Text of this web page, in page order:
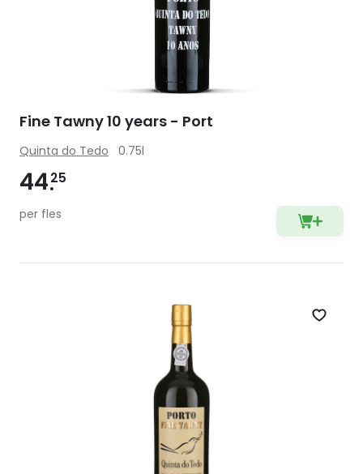
Fine Tawny 10 years - Port
Quinta do Tedo 0.75l
4425
per fles
Zet